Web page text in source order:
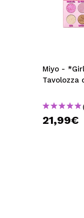
Miyo -
Tavolozza
21,99€